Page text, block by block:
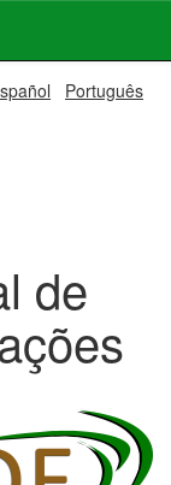
Português
de